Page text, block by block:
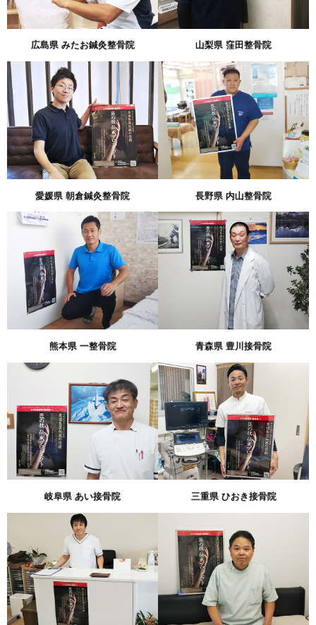
広島県 みたお鍼灸整骨院 山梨県 窪田整骨院
愛媛県 朝倉鍼灸整骨院 長野県 内山整骨院
熊本県 一整骨院 青森県 豊川接骨院
岐阜県 あい接骨院 三重県 ひおき接骨院